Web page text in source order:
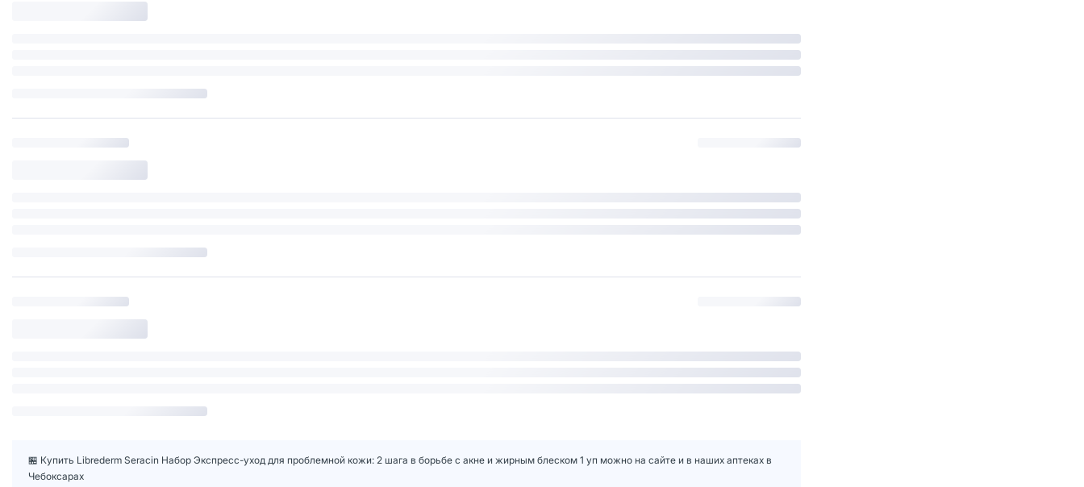
🏪 Купить Librederm Seracin Набор Экспресс-уход для проблемной кожи: 2 шага в борьбе с акне и жирным блеском 1 уп можно на сайте и в наших аптеках в
Чебоксарах